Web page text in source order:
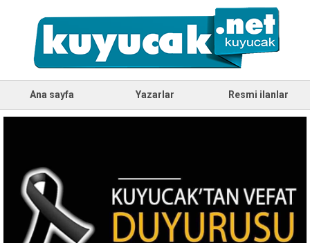
Ana sayfa Yazarlar Resmi ilanlar